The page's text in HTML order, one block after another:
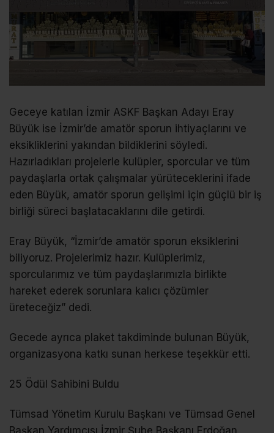
Geceye katılan İzmir ASKF Başkan Adayı Eray
Büyük ise İzmir’de amatör sporun ihtiyaçlarını ve
eksikliklerini yakından bildiklerini söyledi.
Hazırladıkları projelerle kulüpler, sporcular ve tüm
paydaşlarla ortak çalışmalar yürüteceklerini ifade
eden Büyük, amatör sporun gelişimi için güçlü bir iş
birliği süreci başlatacaklarını dile getirdi.
Eray Büyük, “İzmir’de amatör sporun eksiklerini
biliyoruz. Projelerimiz hazır. Kulüplerimiz,
sporcularımız ve tüm paydaşlarımızla birlikte
hareket ederek sorunlara kalıcı çözümler
üreteceğiz” dedi.
Gecede ayrıca plaket takdiminde bulunan Büyük,
organizasyona katkı sunan herkese teşekkür etti.
25 Ödül Sahibini Buldu
Tümsad Yönetim Kurulu Başkanı ve Tümsad Genel